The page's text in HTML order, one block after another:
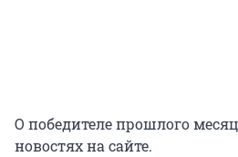
О победителе прошлого
новостях на сайте.